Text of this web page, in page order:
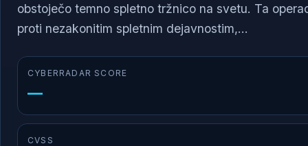
obstoječo temno spletno tržnico na svetu. Ta
proti nezakonitim spletnim dejavnostim,...
CYBERRADAR SCORE
—
CVSS